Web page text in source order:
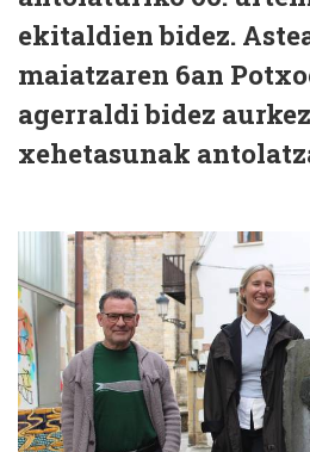
ekitaldien bidez.
maiatzaren 6an
agerraldi bidez
xehetasunak